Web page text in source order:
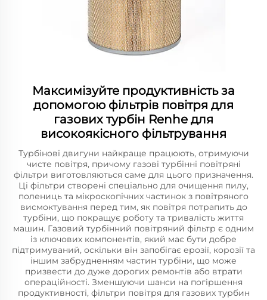
Максимізуйте продуктивність за
допомогою фільтрів повітря для
газових турбін Renhe для
високоякісного фільтрування
Турбінові двигуни найкраще працюють, отримуючи
чисте повітря, причому газові турбінні повітряні
фільтри виготовляються саме для цього призначення.
Ці фільтри створені спеціально для очищення пилу,
полениць та мікроскопічних частинок з повітряного
висмоктування перед тим, як повітря потрапить до
турбіни, що покращує роботу та тривалість життя
машин. Газовий турбінний повітряний фільтр є одним
із ключових компонентів, який має бути добре
підтримуваний, оскільки він запобігає ерозії, корозії та
іншим забрудненням частин турбіни, що може
призвести до дуже дорогих ремонтів або втрати
операційності. Зменшуючи шанси на погіршення
продуктивності, фільтри повітря для газових турбин